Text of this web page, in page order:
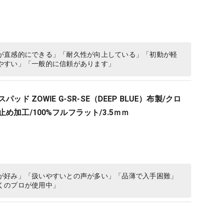
感的にできる」「耐久性が向上している」「初動が軽
い」「一般的に信頼があります」
パッド ZOWIE G-SR-SE（DEEP BLUE）布製/クロ
め加工/100%フルフラット/3.5ｍｍ
み」「扱いやすいとの声が多い」「品薄で入手困難」
プロが使用中」